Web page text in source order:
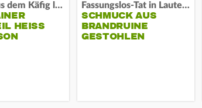
"Löwen aus dem Käfig lassen"
HEISS A
Fassungslos-Tat in Lauterbach
SCHMUCK AUS
BRANDRUINE
GESTOHLEN